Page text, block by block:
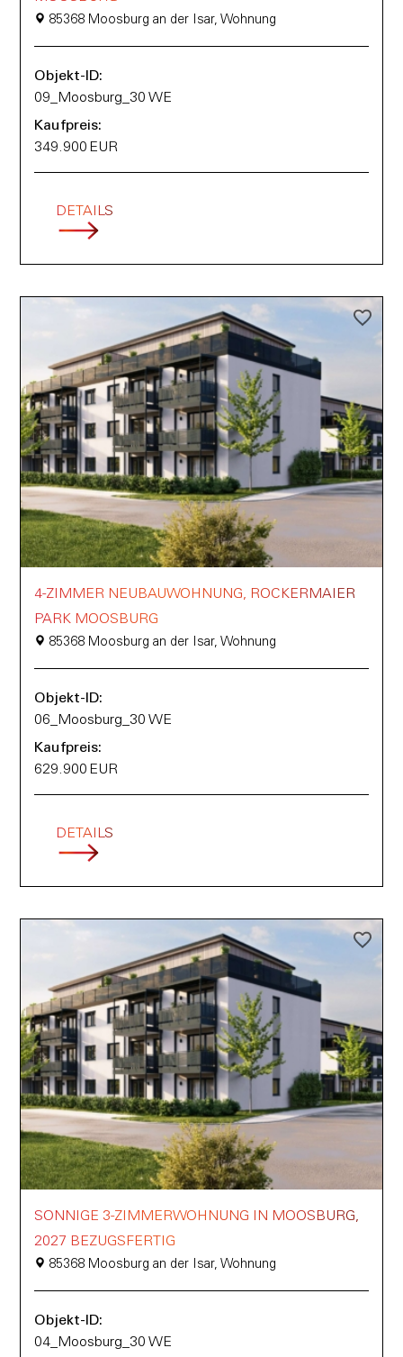
85368 Moosburg an der Isar, Wohnung
Objekt-ID:
09_Moosburg_30 WE
Kaufpreis:
349.900 EUR
DETAILS
4-ZIMMER NEUBAUWOHNUNG, ROCKERMAIER
PARK MOOSBURG
85368 Moosburg an der Isar, Wohnung
Objekt-ID:
06_Moosburg_30 WE
Kaufpreis:
629.900 EUR
DETAILS
SONNIGE 3-ZIMMERWOHNUNG IN MOOSBURG,
2027 BEZUGSFERTIG
85368 Moosburg an der Isar, Wohnung
Objekt-ID:
04_Moosburg_30 WE